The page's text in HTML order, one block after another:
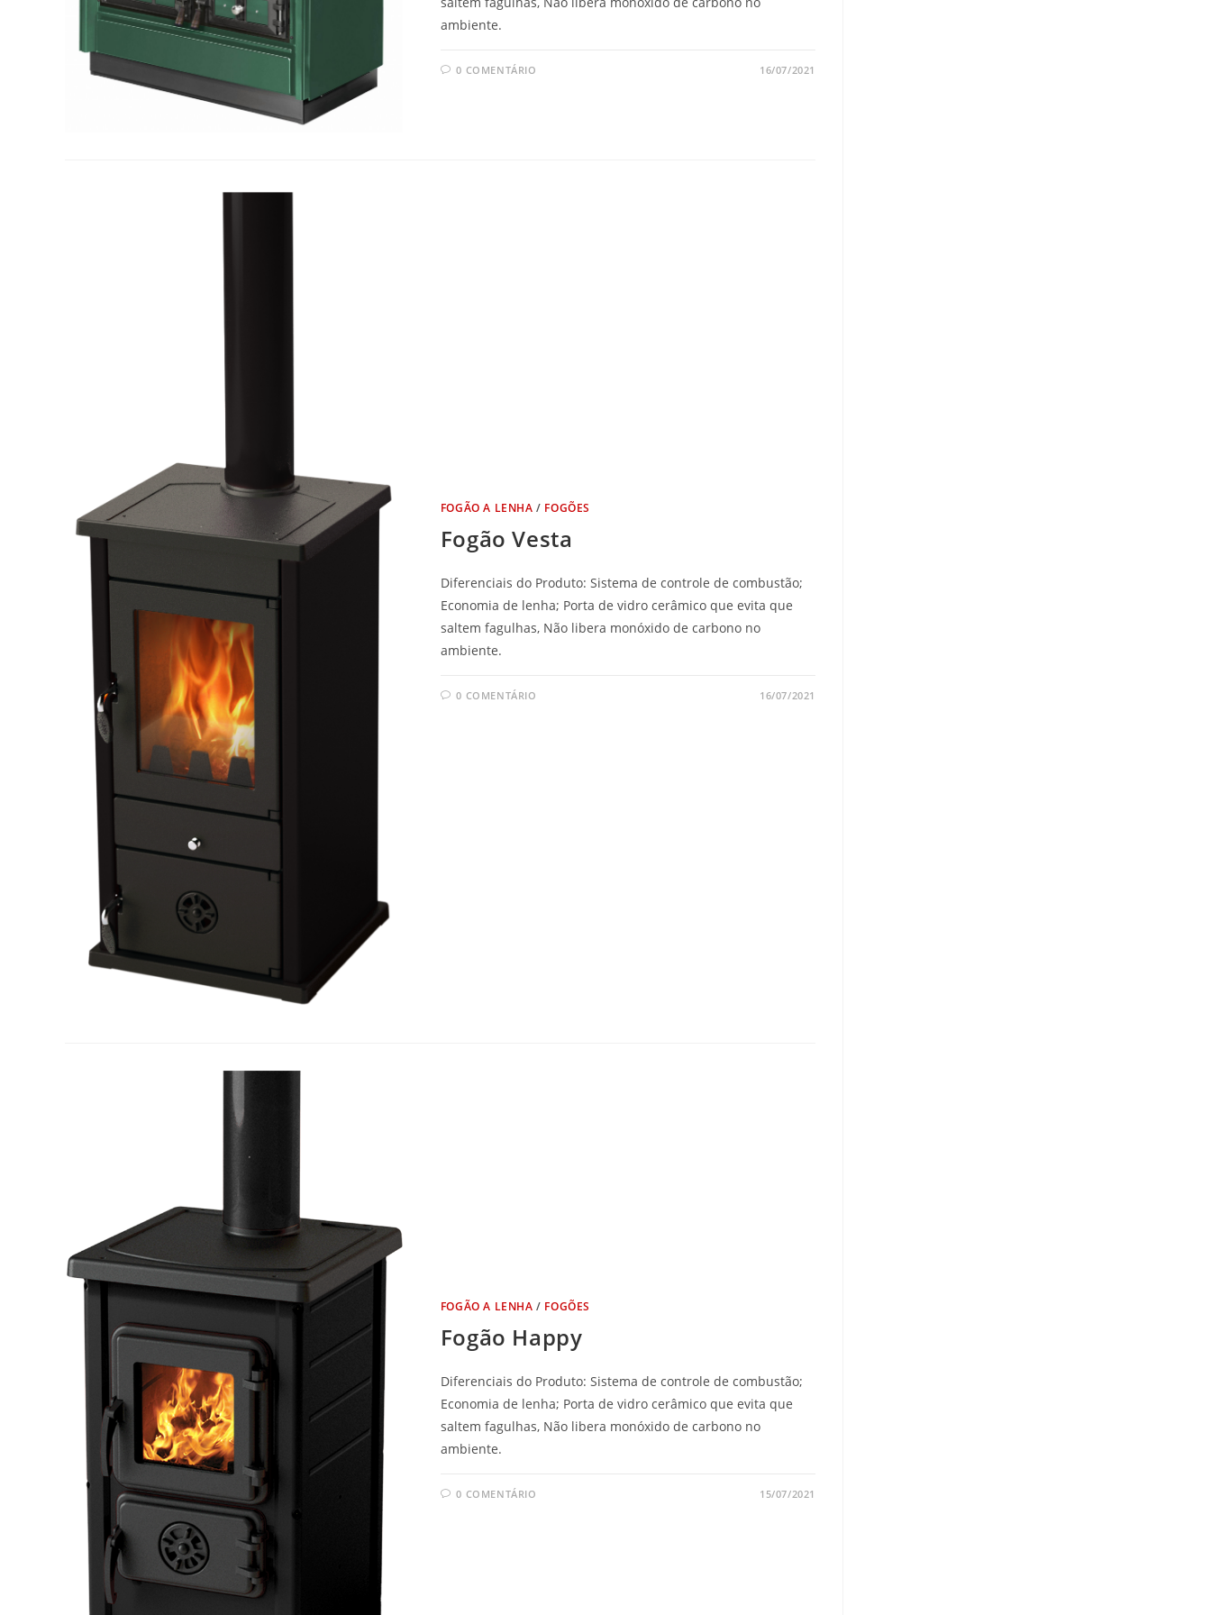
ambiente.
0 COMENTÁRIO 16/07/2021
FOGÃO A LENHA / FOGÕES
Fogão Vesta
Diferenciais do Produto: Sistema de controle de combustão;
Economia de lenha; Porta de vidro cerâmico que evita que
saltem fagulhas, Não libera monóxido de carbono no
ambiente.
0 COMENTÁRIO 16/07/2021
FOGÃO A LENHA / FOGÕES
Fogão Happy
Diferenciais do Produto: Sistema de controle de combustão;
Economia de lenha; Porta de vidro cerâmico que evita que
saltem fagulhas, Não libera monóxido de carbono no
ambiente.
0 COMENTÁRIO 15/07/2021